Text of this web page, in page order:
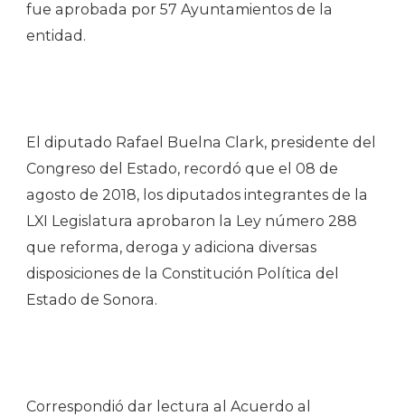
fue aprobada por 57 Ayuntamientos de la
entidad.
El diputado Rafael Buelna Clark, presidente del
Congreso del Estado, recordó que el 08 de
agosto de 2018, los diputados integrantes de la
LXI Legislatura aprobaron la Ley número 288
que reforma, deroga y adiciona diversas
disposiciones de la Constitución Política del
Estado de Sonora.
Correspondió dar lectura al Acuerdo al